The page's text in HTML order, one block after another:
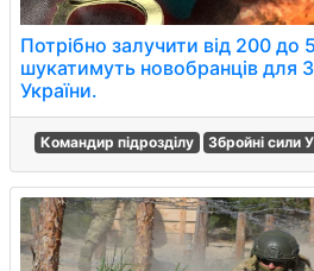
Потрібно залучити від 200 до
шукатимуть новобранців для
України.
Командир підрозділу Збройні сили